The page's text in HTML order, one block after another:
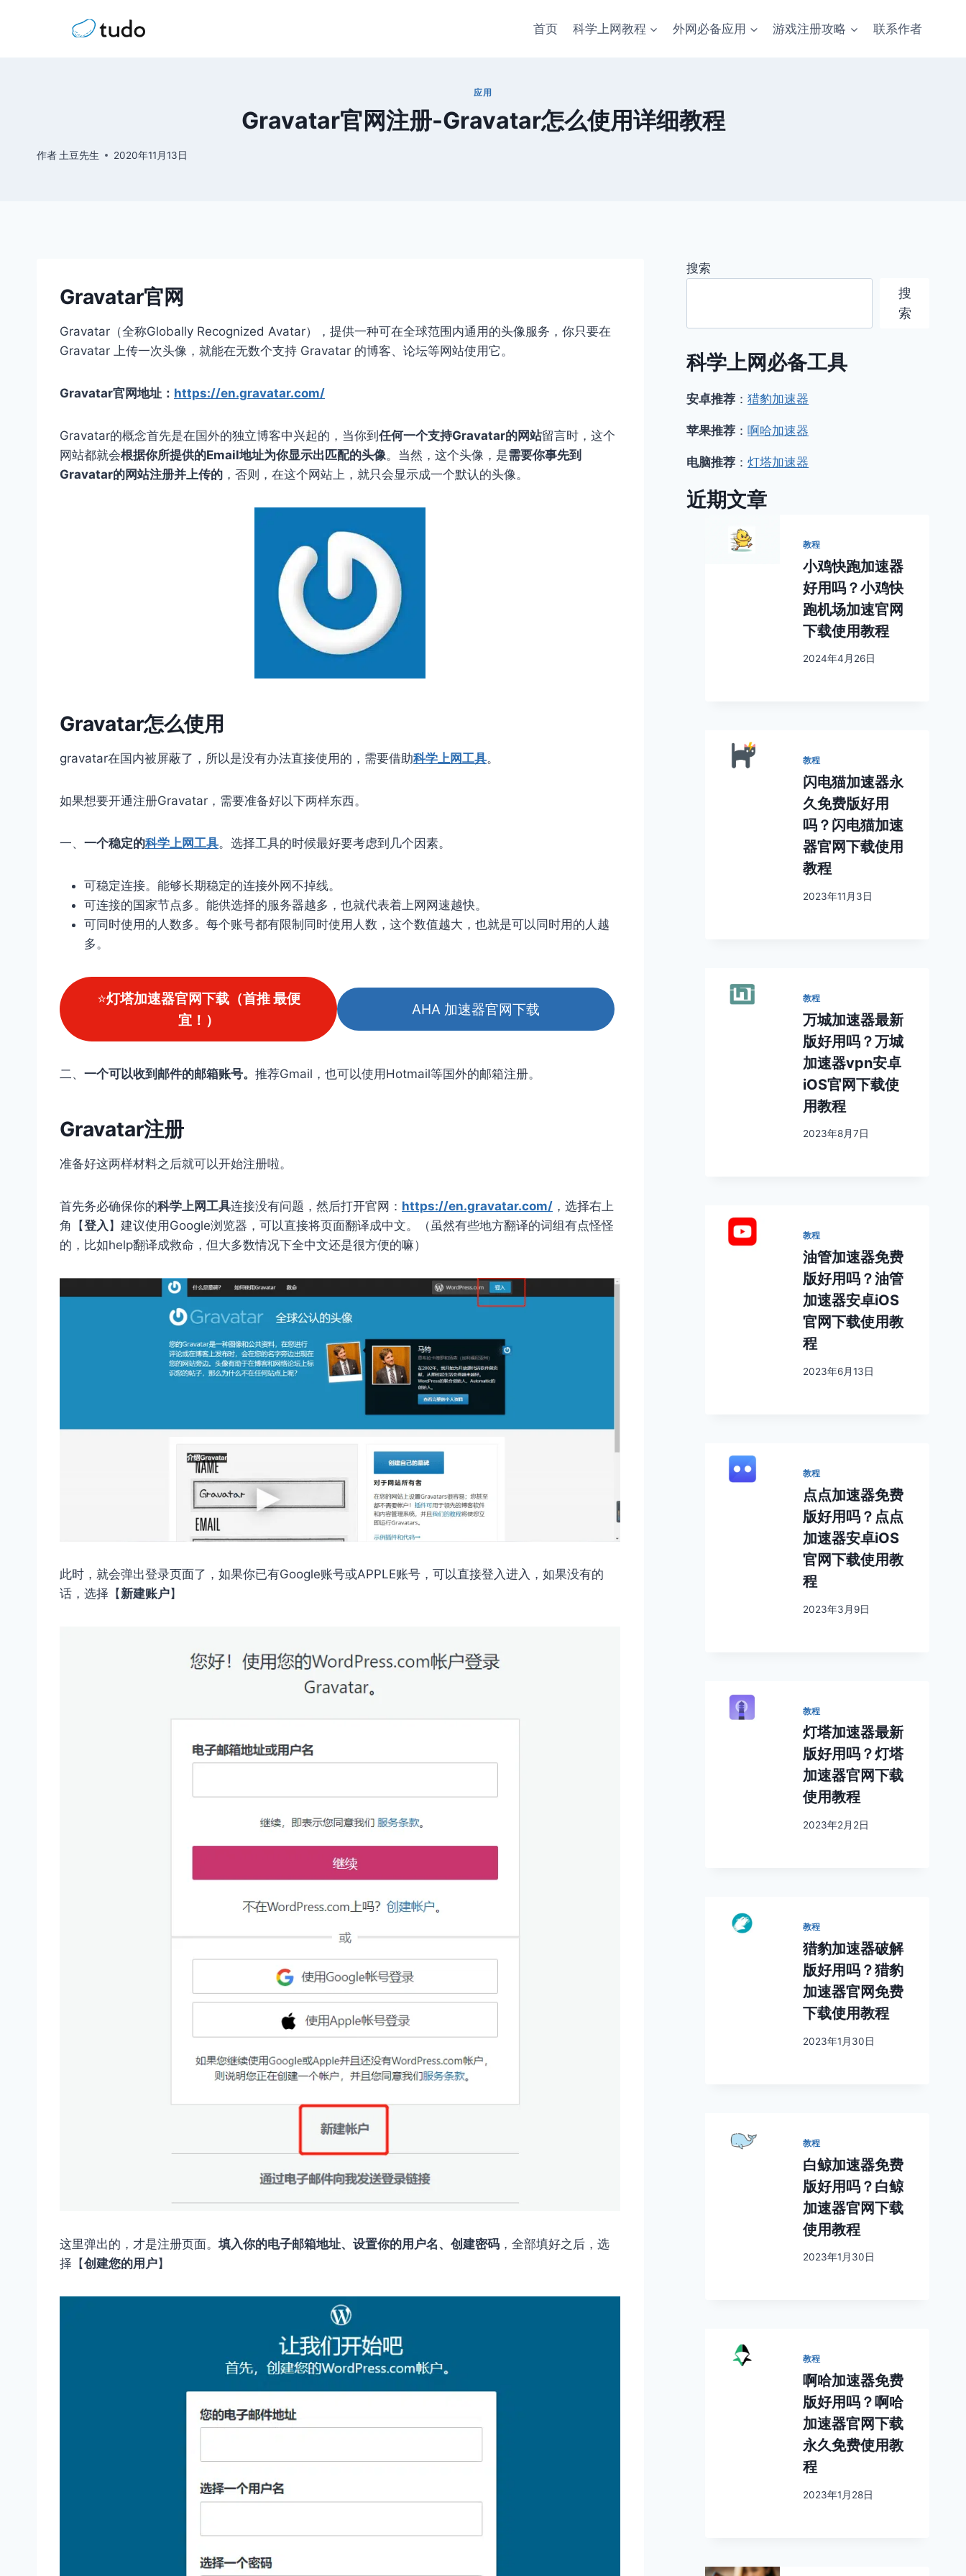
首页 科学上网教程 外网必备应用 游戏注册攻略 联系作者
应用
Gravatar官网注册-Gravatar怎么使用详细教程
作者 土豆先生 2020年11月13日
Gravatar官网
Gravatar（全称Globally Recognized Avatar），提供一种可在全球范围内通用的头像服务，你只要在
Gravatar 上传一次头像，就能在无数个支持 Gravatar 的博客、论坛等网站使用它。
Gravatar官网地址： https://en.gravatar.com/
Gravatar的概念首先是在国外的独立博客中兴起的，当你到 任何一个支持Gravatar的网站留言时，这个
网站都就会根据你所提供的Email地址为你显示出匹配的头像。当然，这个头像，是需要你事先到
Gravatar的网站注册并上传的 ，否则，在这个网站上，就只会显示成一个默认的头像。
Gravatar怎么使用
gravatar在国内被屏蔽了，所以是没有办法直接使用的，需要借助科学上网工具。
如果想要开通注册Gravatar，需要准备好以下两样东西。
一、 一个稳定的科学上网工具。选择工具的时候最好要考虑到几个因素。
可稳定连接。能够长期稳定的连接外网不掉线。
可连接的国家节点多。能供选择的服务器越多，也就代表着上网网速越快。
可同时使用的人数多。每个账号都有限制同时使用人数，这个数值越大，也就是可以同时用的人越
多。
⭐灯塔加速器官网下载（首推 最便
宜！）
AHA 加速器官网下载
二、 一个可以收到邮件的邮箱账号。 推荐Gmail，也可以使用Hotmail等国外的邮箱注册。
Gravatar注册
准备好这两样材料之后就可以开始注册啦。
首先务必确保你的科学上网工具连接没有问题，然后打开官网： https://en.gravatar.com/ ，选择右上
角【登入 】建议使用Google浏览器，可以直接将页面翻译成中文。（虽然有些地方翻译的词组有点怪怪
的，比如help翻译成救命，但大多数情况下全中文还是很方便的嘛）
此时，就会弹出登录页面了，如果你已有Google账号或APPLE账号，可以直接登入进入，如果没有的
话，选择【新建账户】
这里弹出的，才是注册页面。 填入你的电子邮箱地址、设置你的用户名、创建密码 ，全部填好之后，选
择【创建您的用户】
搜索
搜
索
科学上网必备工具
安卓推荐 ：猎豹加速器
苹果推荐 ：啊哈加速器
电脑推荐 ：灯塔加速器
近期文章
教程
小鸡快跑加速器
好用吗？小鸡快
跑机场加速官网
下载使用教程
2024年4月26日
教程
闪电猫加速器永
久免费版好用
吗？闪电猫加速
器官网下载使用
教程
2023年11月3日
教程
万城加速器最新
版好用吗？万城
加速器vpn安卓
iOS官网下载使
用教程
2023年8月7日
教程
油管加速器免费
版好用吗？油管
加速器安卓iOS
官网下载使用教
程
2023年6月13日
教程
点点加速器免费
版好用吗？点点
加速器安卓iOS
官网下载使用教
程
2023年3月9日
教程
灯塔加速器最新
版好用吗？灯塔
加速器官网下载
使用教程
2023年2月2日
教程
猎豹加速器破解
版好用吗？猎豹
加速器官网免费
下载使用教程
2023年1月30日
教程
白鲸加速器免费
版好用吗？白鲸
加速器官网下载
使用教程
2023年1月30日
教程
啊哈加速器免费
版好用吗？啊哈
加速器官网下载
永久免费使用教
程
2023年1月28日